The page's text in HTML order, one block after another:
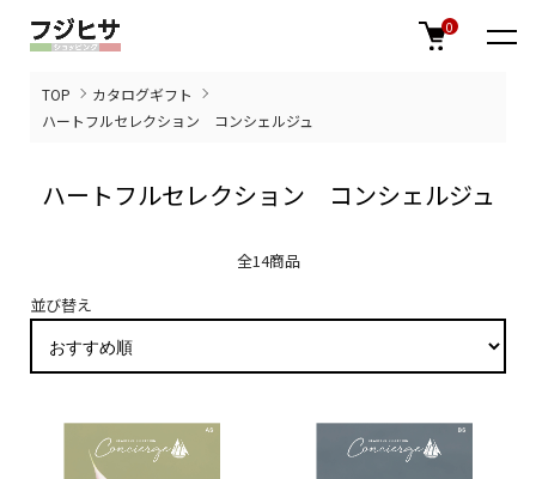
0
TOP
カタログギフト
ハートフルセレクション コンシェルジュ
ハートフルセレクション コンシェルジュ
全14商品
並び替え